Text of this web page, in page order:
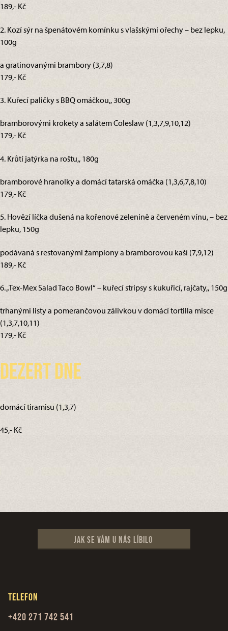
189,- Kč
2. Kozí sýr na špenátovém komínku s vlašskými ořechy – bez lepku,
100g
a gratinovanými brambory (3,7,8)
179,- Kč
3. Kuřecí paličky s BBQ omáčkou,, 300g
bramborovými krokety a salátem Coleslaw (1,3,7,9,10,12)
179,- Kč
4. Krůtí jatýrka na roštu,, 180g
bramborové hranolky a domácí tatarská omáčka (1,3,6,7,8,10)
179,- Kč
5. Hovězí líčka dušená na kořenové zelenině a červeném vínu, – bez
lepku, 150g
podávaná s restovanými žampiony a bramborovou kaší (7,9,12)
189,- Kč
6. „Tex-Mex Salad Taco Bowl“ – kuřecí stripsy s kukuřicí, rajčaty,, 150g
trhanými listy a pomerančovou zálivkou v domácí tortilla misce
(1,3,7,10,11)
179,- Kč
Dezert dne
domácí tiramisu (1,3,7)
45,- Kč
Jak se vám u nás líbilo
Telefon
+420 271 742 541